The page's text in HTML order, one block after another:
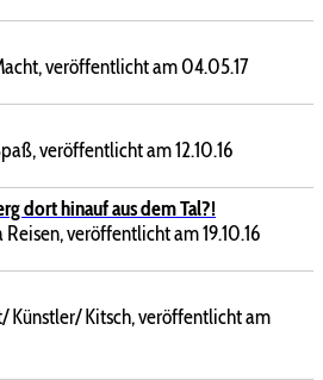
veröffentlicht am 04.05.17
veröffentlicht am 12.10.16
dort hinauf aus dem Tal?!
veröffentlicht am 19.10.16
Künstler/ Kitsch, veröffentlicht am